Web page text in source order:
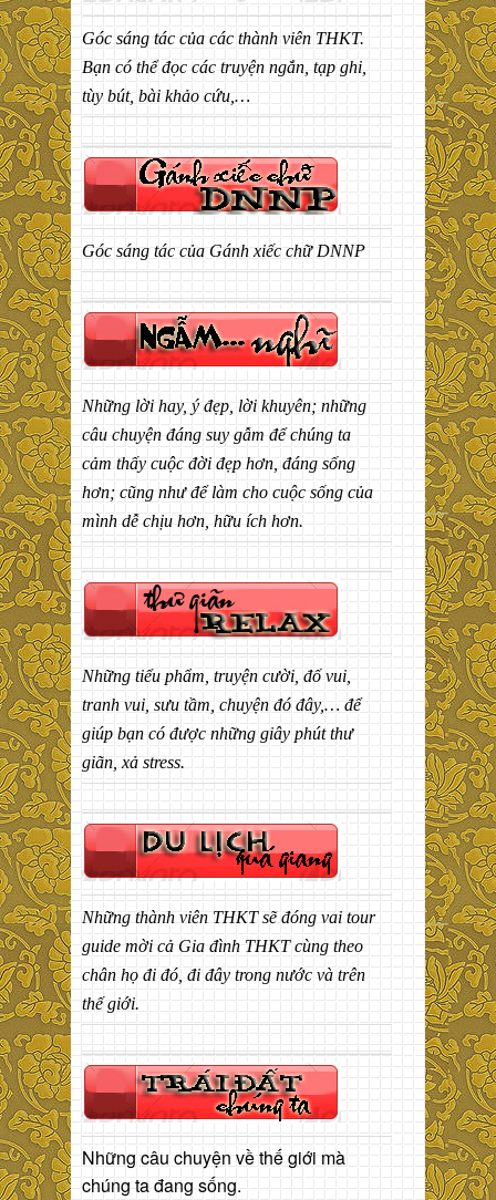
Góc sáng tác của các thành viên THKT.
Bạn có thể đọc các truyện ngắn, tạp ghi,
tùy bút, bài khảo cứu,…
Góc sáng tác của Gánh xiếc chữ DNNP
Những lời hay, ý đẹp, lời khuyên; những
câu chuyện đáng suy gẫm để chúng ta
cảm thấy cuộc đời đẹp hơn, đáng sống
hơn; cũng như để làm cho cuộc sống của
mình dễ chịu hơn, hữu ích hơn.
Những tiểu phẩm, truyện cười, đố vui,
tranh vui, sưu tầm, chuyện đó đây,… để
giúp bạn có được những giây phút thư
giãn, xả stress.
Những thành viên THKT sẽ đóng vai tour
guide mời cả Gia đình THKT cùng theo
chân họ đi đó, đi đây trong nước và trên
thế giới.
Những câu chuyện về thế giới mà
chúng ta đang sống.